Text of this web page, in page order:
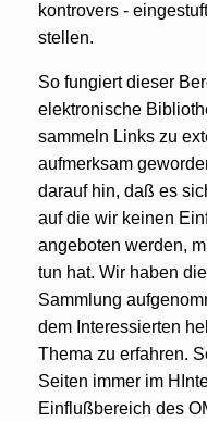
kontrovers -
stellen.
So fungiert dieser
elektronische
sammeln Links zu
aufmerksam
darauf hin, daß es
auf die wir keinen
angeboten werden,
tun hat. Wir haben
Sammlung
dem Interessierten
Thema zu erfahren.
Seiten immer im
Einflußbereich des